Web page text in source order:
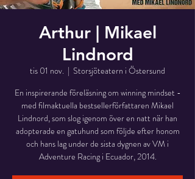
Arthur | Mikael
Lindnord
tis 01 nov.
  |
Storsjöteatern i Östersund
En inspirerande föreläsning om winning mindset -
med filmaktuella bestsellerförfattaren Mikael
Lindnord, som slog igenom över en natt när han
adopterade en gatuhund som följde efter honom
och hans lag under de sista dygnen av VM i
Adventure Racing i Ecuador, 2014.